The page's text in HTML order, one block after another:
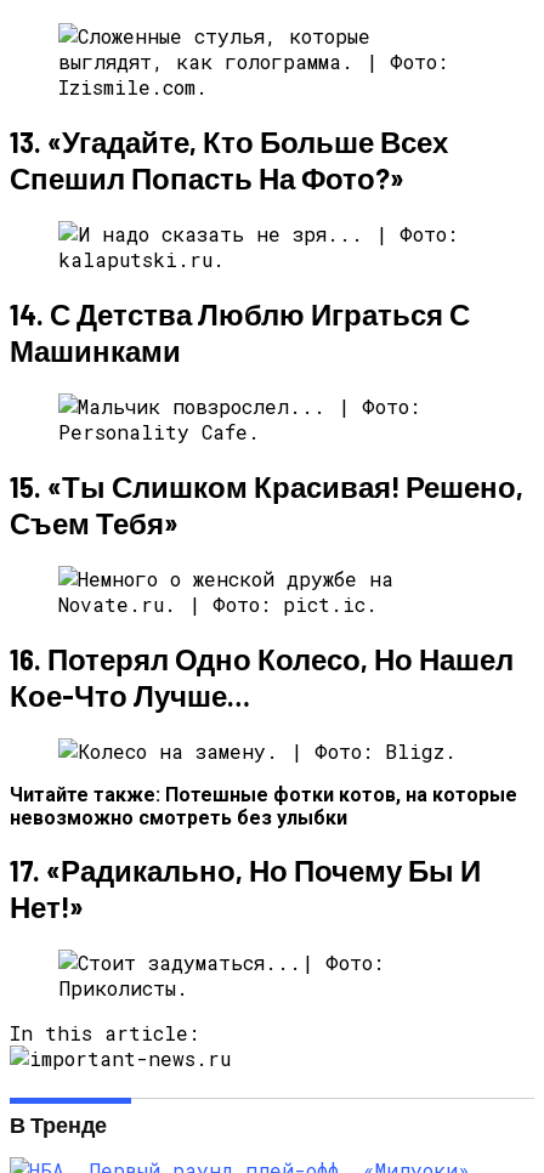
13. «Угадайте, Кто Больше Всех
Спешил Попасть На Фото?»
14. С Детства Люблю Играться С
Машинками
15. «Ты Слишком Красивая! Решено,
Съем Тебя»
16. Потерял Одно Колесо, Но Нашел
Кое-Что Лучше…
Читайте также: Потешные фотки котов, на которые
невозможно смотреть без улыбки
17. «Радикально, Но Почему Бы И
Нет!»
In this article:
В Тренде